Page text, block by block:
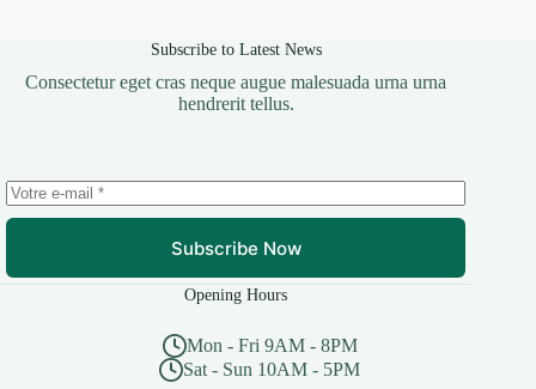
Subscribe to Latest News
Consectetur eget cras neque augue malesuada urna urna
hendrerit tellus.
Subscribe Now
Opening Hours
Mon - Fri 9AM - 8PM
Sat - Sun 10AM - 5PM